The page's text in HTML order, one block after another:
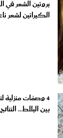
بروتين الشعر في
الكيراتين لشعر
4 وصفات
بين البلاط..